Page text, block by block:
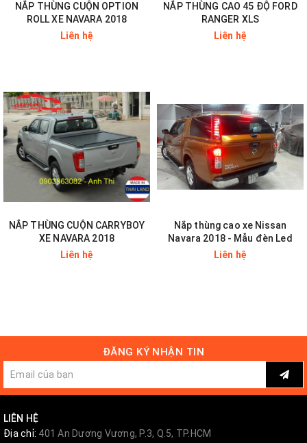
NẮP THÙNG CUỘN OPTION
ROLL XE NAVARA 2018
Liên hệ
NẮP THÙNG CAO 45 ĐỘ FORD
RANGER XLS
Liên hệ
NẮP THÙNG CUỘN CARRYBOY
XE NAVARA 2018
Liên hệ
Nắp thùng cao xe Nissan
Navara 2018 - Mẫu đèn Led
Liên hệ
ĐĂNG KÝ NHẬN TIN
LIÊN HỆ
Địa chỉ: 401 An Dương Vương, P.3, Q.5, TP.HCM